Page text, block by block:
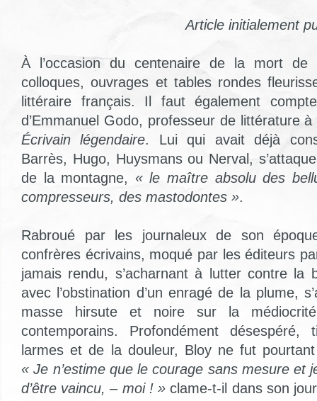
Article initialement
À l’occasion du centenaire de la mort de
colloques, ouvrages et tables rondes
littéraire français. Il faut également
d’Emmanuel Godo, professeur de littérature
Écrivain légendaire. Lui qui avait déjà
Barrès, Hugo, Huysmans ou Nerval,
de la montagne, « le maître absolu des
compresseurs, des mastodontes ».
Rabroué par les journaleux de son
confrères écrivains, moqué par les éditeurs
jamais rendu, s’acharnant à lutter contre la
avec l’obstination d’un enragé de la plume,
masse hirsute et noire sur la
contemporains. Profondément
larmes et de la douleur, Bloy ne fut
« Je n’estime que le courage sans mesure et
d’être vaincu, – moi ! » clame-t-il dans son